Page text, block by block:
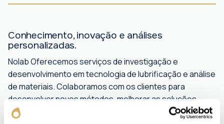
Conhecimento, inovação e análises
personalizadas.
Nolab Oferecemos serviços de investigação e
desenvolvimento em tecnologia de lubrificação e análise
de materiais. Colaboramos com os clientes para
desenvolver novos métodos, melhorar as soluções
existentes e resolver desafios técnicos específicos.